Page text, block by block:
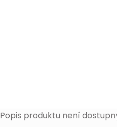
Popis produktu není